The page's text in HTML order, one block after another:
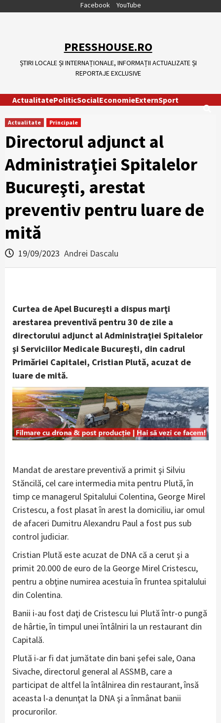
Facebook YouTube
PRESSHOUSE.RO
ȘTIRI LOCALE ȘI INTERNAȚIONALE, INFORMAȚII ACTUALIZATE ȘI
REPORTAJE EXCLUSIVE
ActualitatePoliticSocialEconomieExternSport
Actualitate Principale
Directorul adjunct al
Administraţiei Spitalelor
Bucureşti, arestat
preventiv pentru luare de
mită
19/09/2023 Andrei Dascalu
Curtea de Apel Bucureşti a dispus marţi
arestarea preventivă pentru 30 de zile a
directorului adjunct al Administraţiei Spitalelor
şi Serviciilor Medicale Bucureşti, din cadrul
Primăriei Capitalei, Cristian Plută, acuzat de
luare de mită.
Mandat de arestare preventivă a primit şi Silviu
Stăncilă, cel care intermedia mita pentru Plută, în
timp ce managerul Spitalului Colentina, George Mirel
Cristescu, a fost plasat în arest la domiciliu, iar omul
de afaceri Dumitru Alexandru Paul a fost pus sub
control judiciar.
Cristian Plută este acuzat de DNA că a cerut şi a
primit 20.000 de euro de la George Mirel Cristescu,
pentru a obţine numirea acestuia în fruntea spitalului
din Colentina.
Banii i-au fost daţi de Cristescu lui Plută într-o pungă
de hârtie, în timpul unei întâlniri la un restaurant din
Capitală.
Plută i-ar fi dat jumătate din bani şefei sale, Oana
Sivache, directorul general al ASSMB, care a
participat de altfel la întâlnirea din restaurant, însă
aceasta l-a denunţat la DNA şi a înmânat banii
procurorilor.